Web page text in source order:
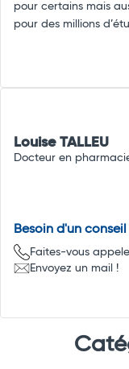
pour certains mais
pour des millions
Louise TALLEU
Docteur en
Besoin d'un
Faites-vous
Envoyez un mail !